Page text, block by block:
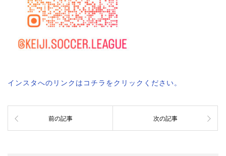
インスタへのリンクはコチラをクリックください。
前の記事 次の記事